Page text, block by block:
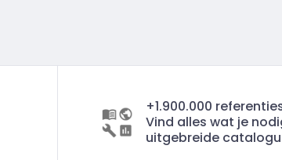
+1.900.000
Vind alles wat je
uitgebreide